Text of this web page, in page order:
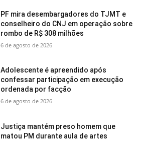
PF mira desembargadores do TJMT e
conselheiro do CNJ em operação sobre
rombo de R$ 308 milhões
6 de agosto de 2026
Adolescente é apreendido após
confessar participação em execução
ordenada por facção
6 de agosto de 2026
Justiça mantém preso homem que
matou PM durante aula de artes